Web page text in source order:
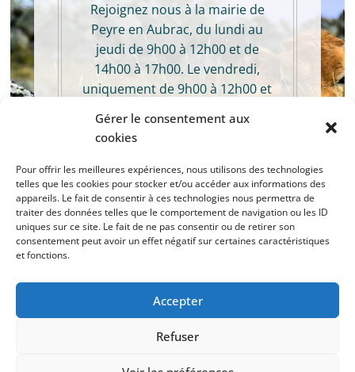
Gérer le consentement aux
cookies
Pour offrir les meilleures expériences, nous utilisons des technologies
telles que les cookies pour stocker et/ou accéder aux informations des
appareils. Le fait de consentir à ces technologies nous permettra de
traiter des données telles que le comportement de navigation ou les ID
uniques sur ce site. Le fait de ne pas consentir ou de retirer son
consentement peut avoir un effet négatif sur certaines caractéristiques
et fonctions.
Accepter
Refuser
Rejoignez nous à la mairie de
Peyre en Aubrac, du lundi au
jeudi de 9h00 à 12h00 et de
14h00 à 17h00. Le vendredi,
uniquement de 9h00 à 12h00 et
savoir plus cliquez sur le
CONTACT ET ACCÈS
Tous droits réservés 2026Hautes Terres de l'Aubrac